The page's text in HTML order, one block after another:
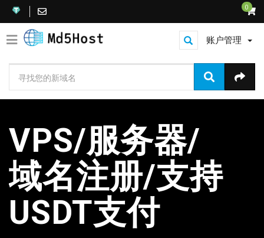
0
账户管理
VPS/服务器/
域名注册/支持
USDT支付